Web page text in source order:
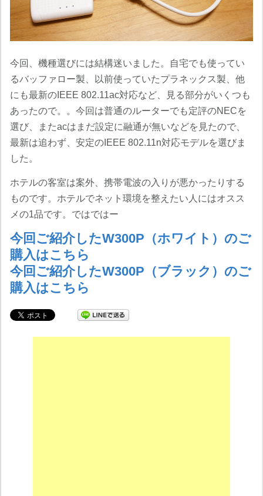
今回、機種選びには結構迷いました。自宅でも使ってい
るバッファロー製、以前使っていたプラネックス製、他
にも最新のIEEE 802.11ac対応など、見る部分がいくつも
あったので。。今回は普通のルーターでも定評のNECを
選び、またacはまだ設定に融通が無いなどを見たので、
最新は追わず、安定のIEEE 802.11n対応モデルを選びま
した。
ホテルの客室は案外、携帯電波の入りが悪かったりする
ものです。ホテルでネット環境を整えたい人にはオスス
メの1品です。ではではー
今回ご紹介したW300P（ホワイト）のご
購入はこちら
今回ご紹介したW300P（ブラック）のご
購入はこちら